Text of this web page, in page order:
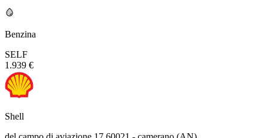
Benzina
SELF
1.939 €
Shell